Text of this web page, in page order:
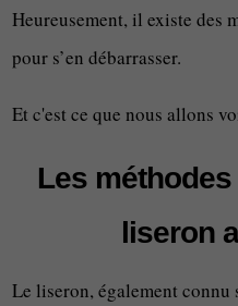
Heureusement, il existe des
pour s’en débarrasser.
Et c'est ce que nous allons
Les
liseron
Le liseron, également